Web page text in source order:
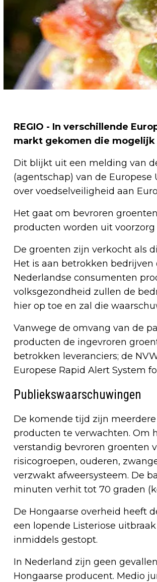
REGIO - In verschillende
markt gekomen die
Dit blijkt uit een melding van
(agentschap) van de
over voedselveiligheid aan
Het gaat om bevroren
producten worden uit
De groenten zijn verkocht als
Het is aan betrokken
Nederlandse consumenten
volksgezondheid zullen de
hier op toe en zal die
Vanwege de omvang van de
producten de ingevroren
betrokken leveranciers; de
Europese Rapid Alert System
Publiekswaarschuwingen
De komende tijd zijn
producten te verwachten. Om
verstandig bevroren groenten
risicogroepen, ouderen,
verzwakt afweersysteem. De
minuten verhit tot 70 graden
De Hongaarse overheid heeft
een lopende Listeriose
inmiddels gestopt.
In Nederland zijn geen
Hongaarse producent. Medio